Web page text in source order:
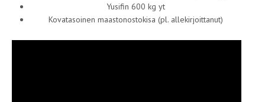
Yusifin 600 kg yt
Kovatasoinen maastonostokisa (pl. allekirjoittanut)